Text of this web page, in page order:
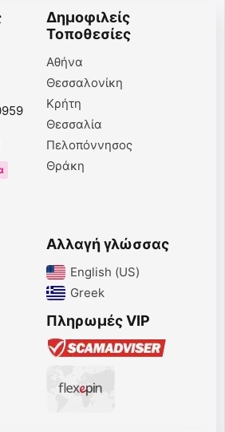
Δημοφιλείς
Τοποθεσίες
Αθήνα
Θεσσαλονίκη
Κρήτη
Θεσσαλία
Πελοπόννησος
Θράκη
Αλλαγή γλώσσας
English (US)‎
Greek‎
Πληρωμές VIP